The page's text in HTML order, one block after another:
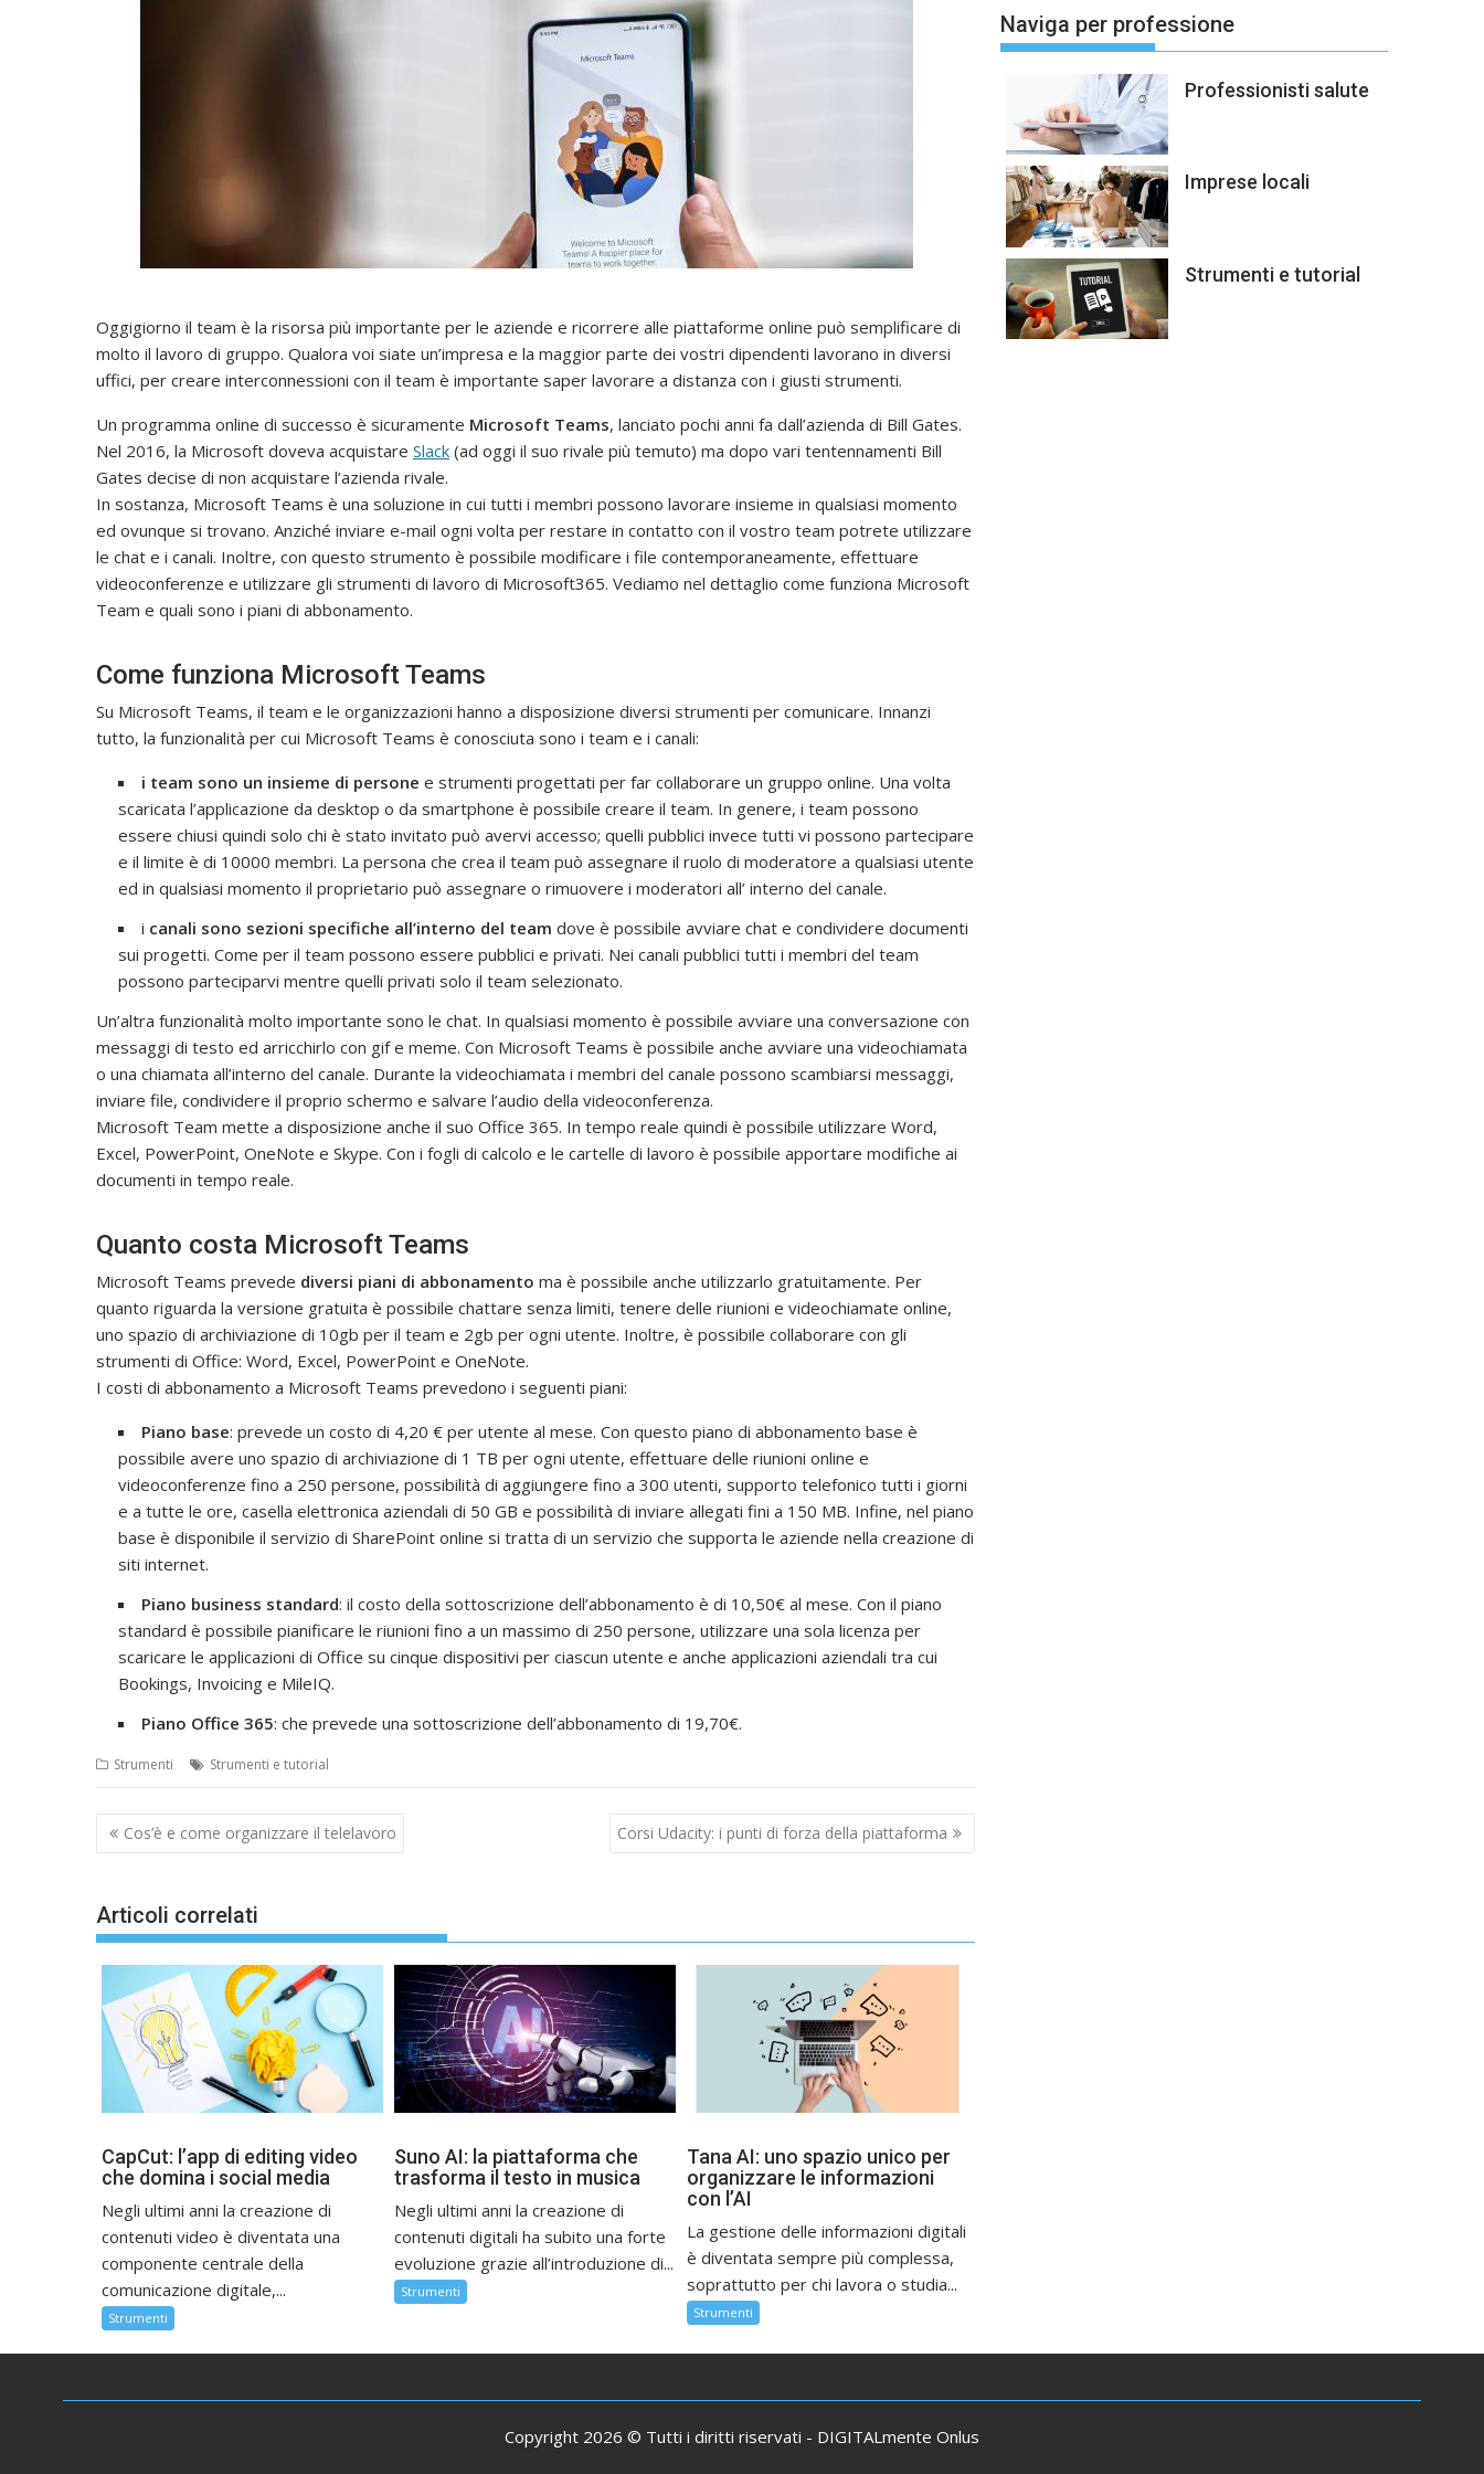
Oggigiorno il team è la risorsa più importante per le aziende e ricorrere alle piattaforme online può semplificare di
molto il lavoro di gruppo. Qualora voi siate un’impresa e la maggior parte dei vostri dipendenti lavorano in diversi
uffici, per creare interconnessioni con il team è importante saper lavorare a distanza con i giusti strumenti.
Un programma online di successo è sicuramente Microsoft Teams, lanciato pochi anni fa dall’azienda di Bill Gates.
Nel 2016, la Microsoft doveva acquistare Slack (ad oggi il suo rivale più temuto) ma dopo vari tentennamenti Bill
Gates decise di non acquistare l’azienda rivale.
In sostanza, Microsoft Teams è una soluzione in cui tutti i membri possono lavorare insieme in qualsiasi momento
ed ovunque si trovano. Anziché inviare e-mail ogni volta per restare in contatto con il vostro team potrete utilizzare
le chat e i canali. Inoltre, con questo strumento è possibile modificare i file contemporaneamente, effettuare
videoconferenze e utilizzare gli strumenti di lavoro di Microsoft365. Vediamo nel dettaglio come funziona Microsoft
Team e quali sono i piani di abbonamento.
Come funziona Microsoft Teams
Su Microsoft Teams, il team e le organizzazioni hanno a disposizione diversi strumenti per comunicare. Innanzi
tutto, la funzionalità per cui Microsoft Teams è conosciuta sono i team e i canali:
i team sono un insieme di persone e strumenti progettati per far collaborare un gruppo online. Una volta
scaricata l’applicazione da desktop o da smartphone è possibile creare il team. In genere, i team possono
essere chiusi quindi solo chi è stato invitato può avervi accesso; quelli pubblici invece tutti vi possono partecipare
e il limite è di 10000 membri. La persona che crea il team può assegnare il ruolo di moderatore a qualsiasi utente
ed in qualsiasi momento il proprietario può assegnare o rimuovere i moderatori all’ interno del canale.
i canali sono sezioni specifiche all’interno del team dove è possibile avviare chat e condividere documenti
sui progetti. Come per il team possono essere pubblici e privati. Nei canali pubblici tutti i membri del team
possono parteciparvi mentre quelli privati solo il team selezionato.
Un’altra funzionalità molto importante sono le chat. In qualsiasi momento è possibile avviare una conversazione con
messaggi di testo ed arricchirlo con gif e meme. Con Microsoft Teams è possibile anche avviare una videochiamata
o una chiamata all’interno del canale. Durante la videochiamata i membri del canale possono scambiarsi messaggi,
inviare file, condividere il proprio schermo e salvare l’audio della videoconferenza.
Microsoft Team mette a disposizione anche il suo Office 365. In tempo reale quindi è possibile utilizzare Word,
Excel, PowerPoint, OneNote e Skype. Con i fogli di calcolo e le cartelle di lavoro è possibile apportare modifiche ai
documenti in tempo reale.
Quanto costa Microsoft Teams
Microsoft Teams prevede diversi piani di abbonamento ma è possibile anche utilizzarlo gratuitamente. Per
quanto riguarda la versione gratuita è possibile chattare senza limiti, tenere delle riunioni e videochiamate online,
uno spazio di archiviazione di 10gb per il team e 2gb per ogni utente. Inoltre, è possibile collaborare con gli
strumenti di Office: Word, Excel, PowerPoint e OneNote.
I costi di abbonamento a Microsoft Teams prevedono i seguenti piani:
Piano base: prevede un costo di 4,20 € per utente al mese. Con questo piano di abbonamento base è
possibile avere uno spazio di archiviazione di 1 TB per ogni utente, effettuare delle riunioni online e
videoconferenze fino a 250 persone, possibilità di aggiungere fino a 300 utenti, supporto telefonico tutti i giorni
e a tutte le ore, casella elettronica aziendali di 50 GB e possibilità di inviare allegati fini a 150 MB. Infine, nel piano
base è disponibile il servizio di SharePoint online si tratta di un servizio che supporta le aziende nella creazione di
siti internet.
Piano business standard: il costo della sottoscrizione dell’abbonamento è di 10,50€ al mese. Con il piano
standard è possibile pianificare le riunioni fino a un massimo di 250 persone, utilizzare una sola licenza per
scaricare le applicazioni di Office su cinque dispositivi per ciascun utente e anche applicazioni aziendali tra cui
Bookings, Invoicing e MileIQ.
Piano Office 365: che prevede una sottoscrizione dell’abbonamento di 19,70€.
Strumenti Strumenti e tutorial
Navigazione
articoli
Cos’è e come organizzare il telelavoro Corsi Udacity: i punti di forza della piattaforma
Articoli correlati
CapCut: l’app di editing video
che domina i social media
Negli ultimi anni la creazione di
contenuti video è diventata una
componente centrale della
comunicazione digitale,...
Strumenti
Suno AI: la piattaforma che
trasforma il testo in musica
Negli ultimi anni la creazione di
contenuti digitali ha subito una forte
evoluzione grazie all’introduzione di...
Strumenti
Tana AI: uno spazio unico per
organizzare le informazioni
con l’AI
La gestione delle informazioni digitali
è diventata sempre più complessa,
soprattutto per chi lavora o studia...
Strumenti
Naviga per professione
Professionisti salute
Imprese locali
Strumenti e tutorial
Copyright 2026 © Tutti i diritti riservati - DIGITALmente Onlus